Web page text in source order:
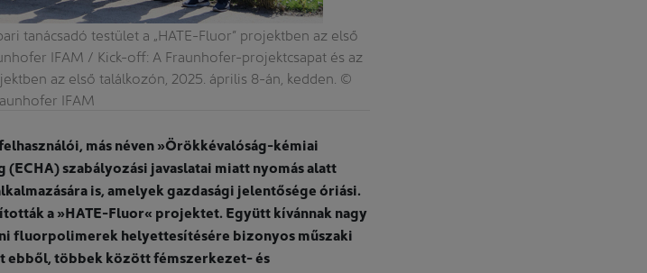
tanácsadó testület a „HATE-Fluor” projektben az első
IFAM / Kick-off: A Fraunhofer-projektcsapat és az
az első találkozón, 2025. április 8-án, kedden. ©
IFAM
más néven »Örökkévalóság-kémiai
szabályozási javaslatai miatt nyomás alatt
is, amelyek gazdasági jelentősége óriási.
a »HATE-Fluor« projektet. Együtt kívánnak nagy
fluorpolimerek helyettesítésére bizonyos műszaki
ebből, többek között fémszerkezet- és